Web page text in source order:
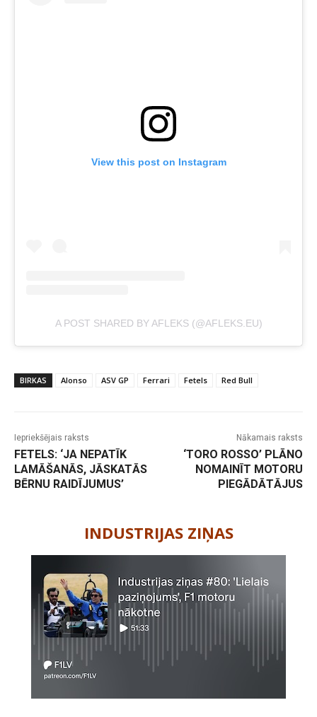
View this post on Instagram
A POST SHARED BY AFLEKS (@AFLEKS.EU)
BIRKAS Alonso ASV GP Ferrari Fetels Red Bull
Iepriekšējais raksts
FETELS: ‘JA NEPATĪK
LAMĀŠANĀS, JĀSKATĀS
BĒRNU RAIDĪJUMUS’
Nākamais raksts
‘TORO ROSSO’ PLĀNO
NOMAINĪT MOTORU
PIEGĀDĀTĀJUS
INDUSTRIJAS ZIŅAS